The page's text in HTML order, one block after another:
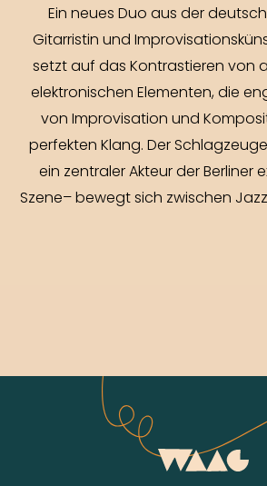
Ein neues Duo aus der
Gitarristin und
setzt auf das Kontrastieren von
elektronischen Elementen, die
von Improvisation und
perfekten Klang. Der
ein zentraler Akteur der Berliner
Szene– bewegt sich zwischen